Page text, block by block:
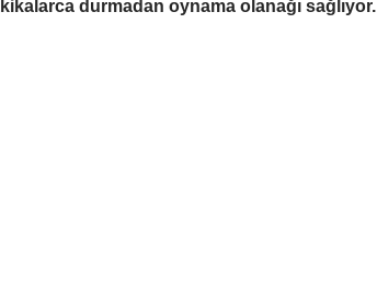
durmadan oynama olanağı sağlıyor.